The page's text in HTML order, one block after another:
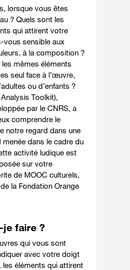
lorsque vous êtes
? Quels sont les
qui attirent votre
vous sensible aux
à la composition ?
mêmes éléments
seul face à l’œuvre,
ou d’enfants ?
Toolkit),
par le CNRS, a
comprendre le
notre regard dans une
dans le cadre du
activité ludique est
sur votre
de MOOC culturels,
la Fondation Orange
je faire ?
qui vous sont
avec votre doigt
éléments qui attirent